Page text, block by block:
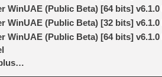
WinUAE (Public Beta) [64 bits] v6.1.0
WinUAE (Public Beta) [32 bits] v6.1.0
WinUAE (Public Beta) [64 bits] v6.1.0